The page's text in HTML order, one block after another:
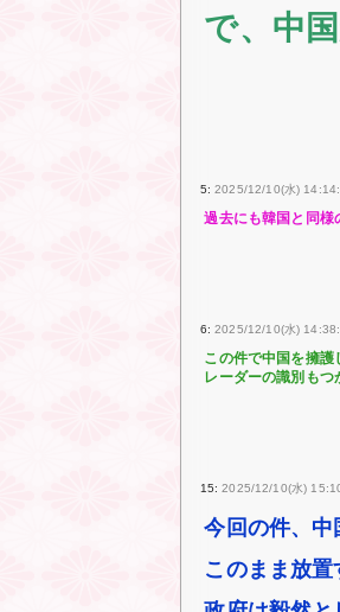
で、中
5: 2025/12/10(水)
過去にも韓国と同様
6: 2025/12/10(水)
この件で中国を擁護
レーダーの識別も
15: 2025/12/10(水)
今回の件、中
このまま放